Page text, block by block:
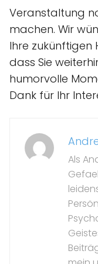
Veranstaltung
machen. Wir
Ihre zukünftigen
dass Sie
humorvolle
Dank für Ihr
Als